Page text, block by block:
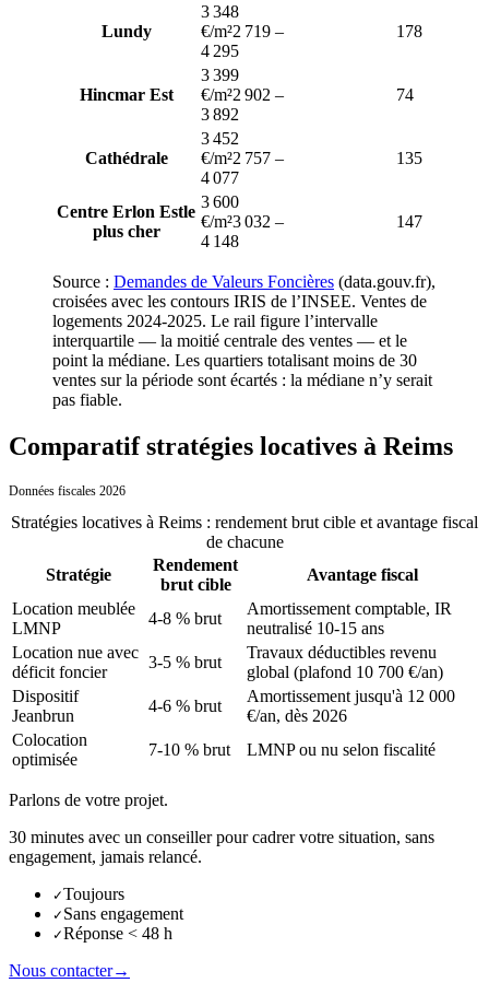
Lundy
3 348
€/m²2 719 –
4 295
178
Hincmar Est
3 399
€/m²2 902 –
3 892
74
Cathédrale
3 452
€/m²2 757 –
4 077
135
Centre Erlon Estle
plus cher
3 600
€/m²3 032 –
4 148
147
Source : Demandes de Valeurs Foncières (data.gouv.fr),
croisées avec les contours IRIS de l’INSEE. Ventes de
logements 2024-2025. Le rail figure l’intervalle
interquartile — la moitié centrale des ventes — et le
point la médiane. Les quartiers totalisant moins de 30
ventes sur la période sont écartés : la médiane n’y serait
pas fiable.
Comparatif stratégies locatives à Reims
Données fiscales 2026
Stratégies locatives à Reims : rendement brut cible et avantage fiscal
de chacune
Stratégie
Rendement
brut cible
Avantage fiscal
Location meublée
LMNP
4-8 % brut
Amortissement comptable, IR
neutralisé 10-15 ans
Location nue avec
déficit foncier
3-5 % brut
Travaux déductibles revenu
global (plafond 10 700 €/an)
Dispositif
Jeanbrun
4-6 % brut
Amortissement jusqu'à 12 000
€/an, dès 2026
Colocation
optimisée
7-10 % brut LMNP ou nu selon fiscalité
Parlons de votre projet.
30 minutes avec un conseiller pour cadrer votre situation, sans
engagement, jamais relancé.
✓Toujours
✓ Sans engagement
✓Réponse < 48 h
Nous contacter→